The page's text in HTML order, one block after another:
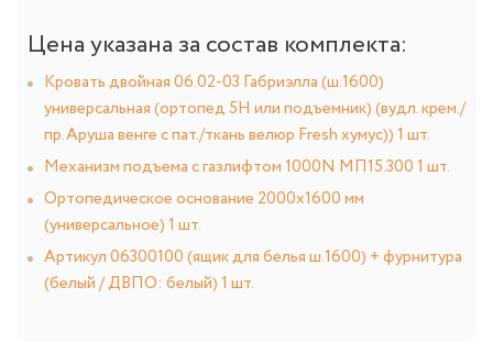
Цена указана за состав комплекта:
Кровать двойная 06.02-03 Габриэлла (ш.1600)
универсальная (ортопед 5Н или подъемник) (вудл. крем./
пр.Аруша венге с пат./ткань велюр Fresh хумус)) 1 шт.
Механизм подъема с газлифтом 1000N МП15.300 1 шт.
Ортопедическое основание 2000х1600 мм
(универсальное) 1 шт.
Артикул 06300100 (ящик для белья ш.1600) + фурнитура
(белый / ДВПО: белый) 1 шт.